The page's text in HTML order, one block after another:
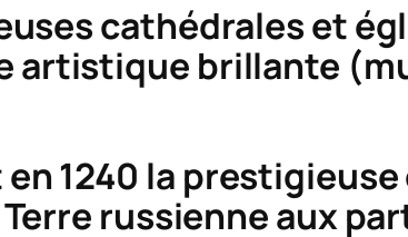
cathédrales et
artistique brillante
1240 la
Terre russienneaux